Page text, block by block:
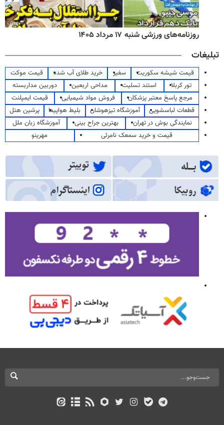
ورزشی شنبه ۱۷ مرداد ۱۴۰۵
تبلیغات
قیمت شیشه سکوریت سفیر خرید طلای آب شده
قیمت موکت
تور کربلا
استند تسلیت مداحی اربعین
دوربین مداربسته
مرجع پاسخ معتبر پزشکان
فروش مواد شیمیایی
قیمت ایمپلنت
قطعات لباسشویی
آموزشگاه تیزهوشان بلیط هواپیما
پرشین هتل
نمایندگی بوش در تهران
بهترین جراح بینی
آموزشگاه زبان ملل
قیمت و خرید سمعک نامرئی
مهرینو